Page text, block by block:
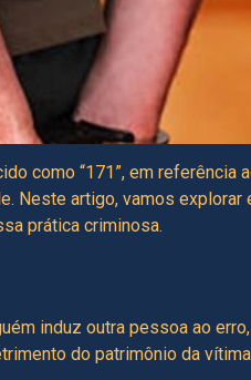
como “171”, em referência
Neste artigo, vamos
prática criminosa.
induz outra pessoa ao
do patrimônio da